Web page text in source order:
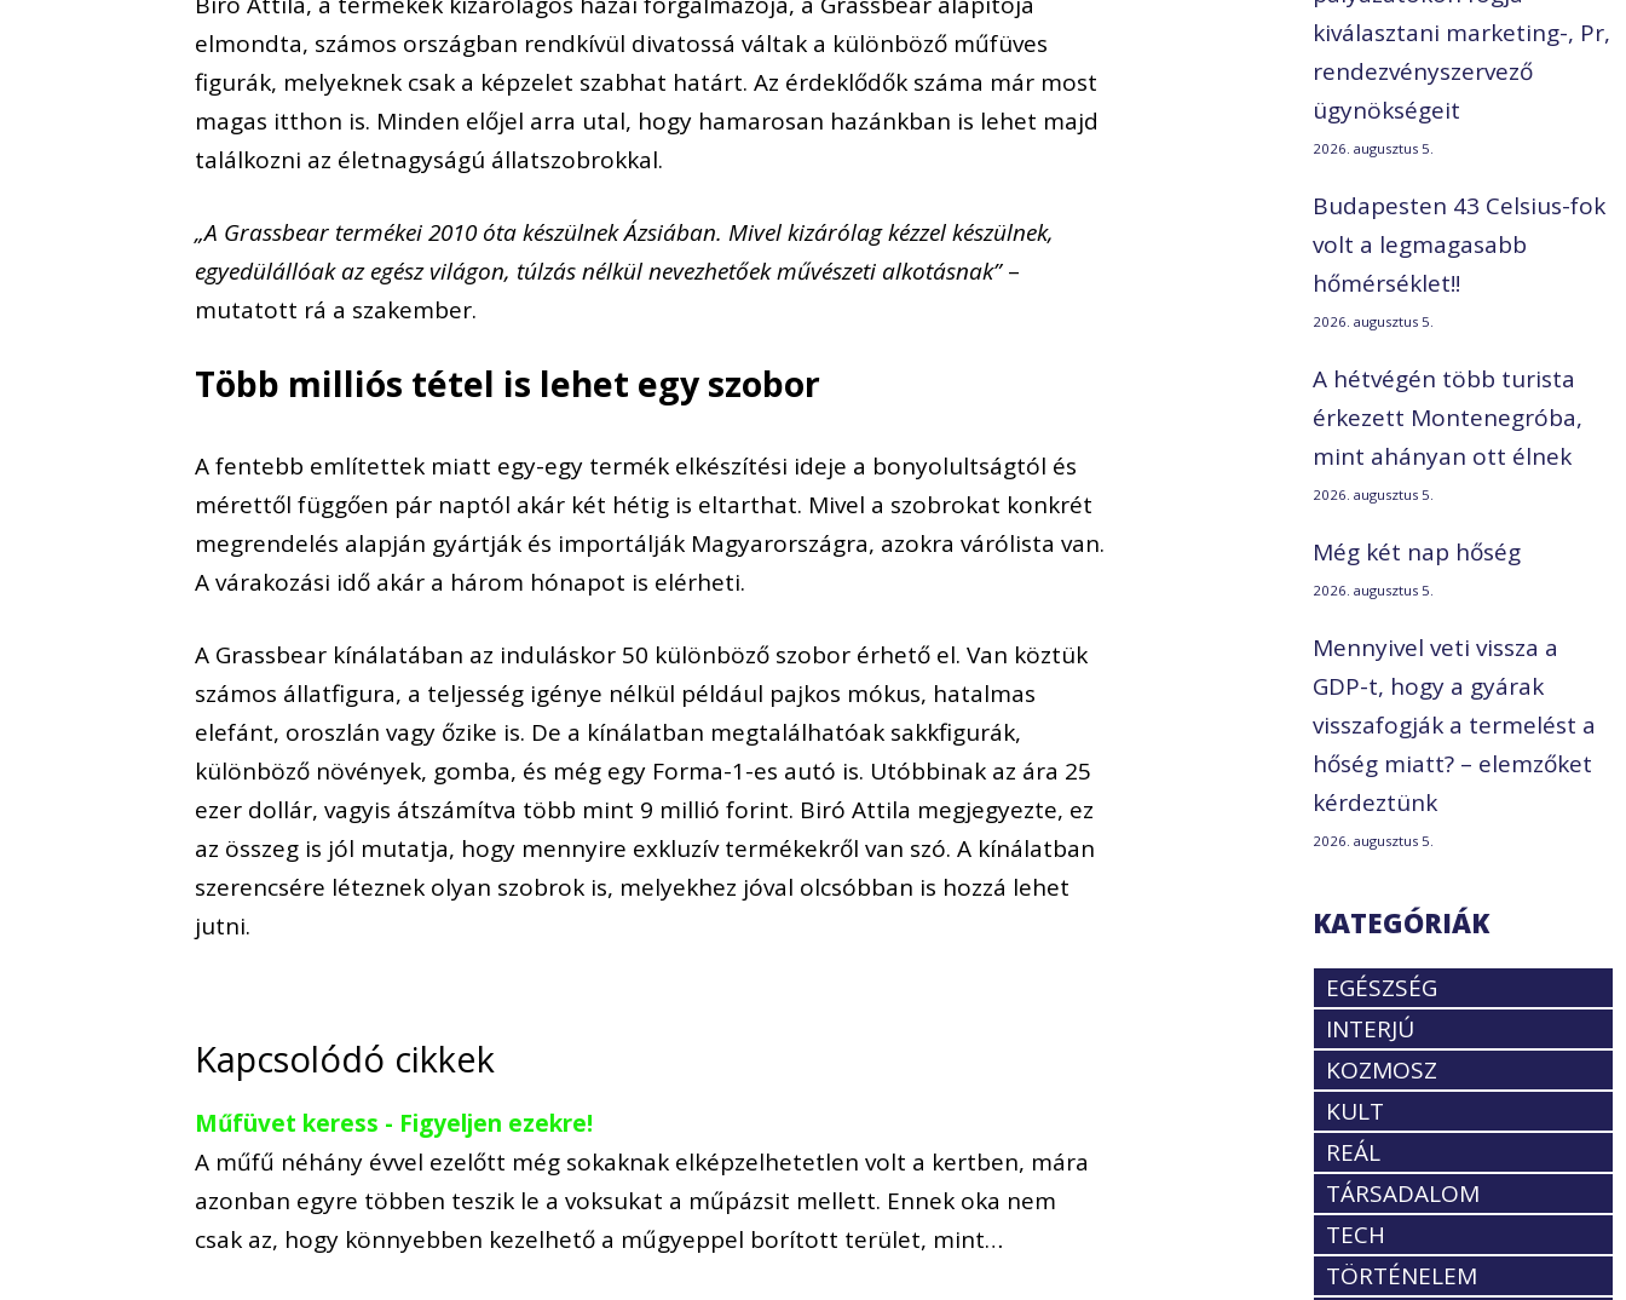
elmondta, számos országban rendkívül divatossá váltak a különböző műfüves
figurák, melyeknek csak a képzelet szabhat határt. Az érdeklődők száma már most
magas itthon is. Minden előjel arra utal, hogy hamarosan hazánkban is lehet majd
találkozni az életnagyságú állatszobrokkal.
„A Grassbear termékei 2010 óta készülnek Ázsiában. Mivel kizárólag kézzel készülnek,
egyedülállóak az egész világon, túlzás nélkül nevezhetőek művészeti alkotásnak”–
mutatott rá a szakember.
Több milliós tétel is lehet egy szobor
A fentebb említettek miatt egy-egy termék elkészítési ideje a bonyolultságtól és
mérettől függően pár naptól akár két hétig is eltarthat. Mivel a szobrokat konkrét
megrendelés alapján gyártják és importálják Magyarországra, azokra várólista van.
A várakozási idő akár a három hónapot is elérheti.
A Grassbear kínálatában az induláskor 50 különböző szobor érhető el. Van köztük
számos állatfigura, a teljesség igénye nélkül például pajkos mókus, hatalmas
elefánt, oroszlán vagy őzike is. De a kínálatban megtalálhatóak sakkfigurák,
különböző növények, gomba, és még egy Forma-1-es autó is. Utóbbinak az ára 25
ezer dollár, vagyis átszámítva több mint 9 millió forint. Biró Attila megjegyezte, ez
az összeg is jól mutatja, hogy mennyire exkluzív termékekről van szó. A kínálatban
szerencsére léteznek olyan szobrok is, melyekhez jóval olcsóbban is hozzá lehet
jutni.
Kapcsolódó cikkek
Műfüvet keress - Figyeljen ezekre!
A műfű néhány évvel ezelőtt még sokaknak elképzelhetetlen volt a kertben, mára
azonban egyre többen teszik le a voksukat a műpázsit mellett. Ennek oka nem
csak az, hogy könnyebben kezelhető a műgyeppel borított terület, mint…
kiválasztani marketing-, Pr,
rendezvényszervező
ügynökségeit
2026. augusztus 5.
Budapesten 43 Celsius-fok
volt a legmagasabb
hőmérséklet!!
2026. augusztus 5.
A hétvégén több turista
érkezett Montenegróba,
mint ahányan ott élnek
2026. augusztus 5.
Még két nap hőség
2026. augusztus 5.
Mennyivel veti vissza a
GDP-t, hogy a gyárak
visszafogják a termelést a
hőség miatt? – elemzőket
kérdeztünk
2026. augusztus 5.
KATEGÓRIÁK
EGÉSZSÉG
INTERJÚ
KOZMOSZ
KULT
REÁL
TÁRSADALOM
TECH
TÖRTÉNELEM